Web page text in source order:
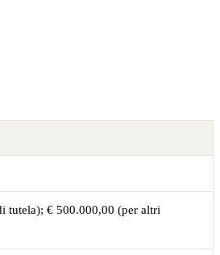
tutela); € 500.000,00 (per altri